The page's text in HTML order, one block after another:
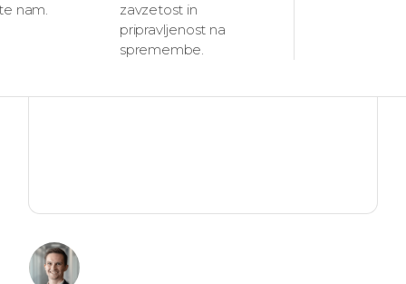
nam.
zavzetost in
pripravljenost na
spremembe.